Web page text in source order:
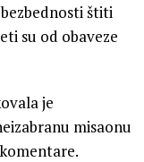
štiti
su od obaveze
je
misaonu